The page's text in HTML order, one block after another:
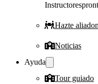
Instructores
Hazte aliado
Noticias
Ayuda
Tour guiado